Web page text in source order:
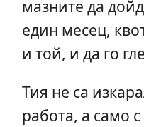
мазните да
един месец,
и той, и да го
Тия не са
работа, а само